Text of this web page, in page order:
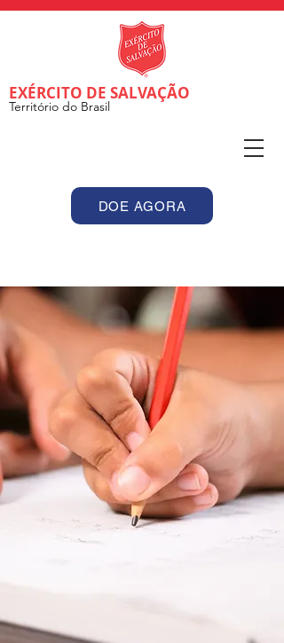
EXÉRCITO DE SALVAÇÃO
Território do Brasil
DOE AGORA